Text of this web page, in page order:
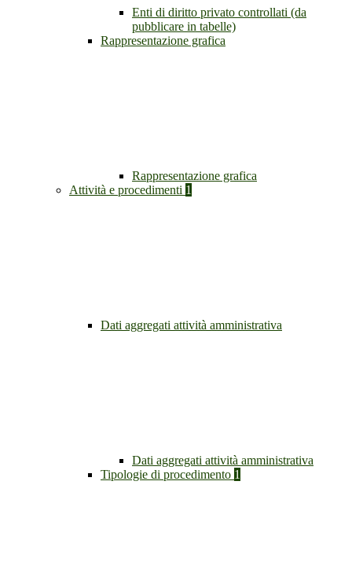
Enti di diritto privato controllati (da
pubblicare in tabelle)
Rappresentazione grafica
Rappresentazione grafica
Attività e procedimenti 1
Dati aggregati attività amministrativa
Dati aggregati attività amministrativa
Tipologie di procedimento 1